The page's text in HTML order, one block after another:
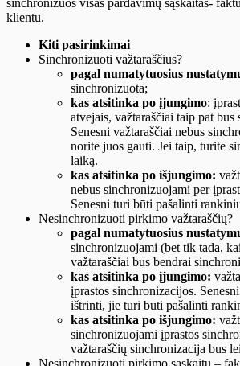
klientu.
Kiti pasirinkimai
Sinchronizuoti važtaraščius?
pagal numatytuosius
sinchronizuota;
kas atsitinka po įjungimo:
atvejais, važtaraščiai taip pat
Senesni važtaraščiai nebus
norite juos gauti. Jei taip, turite
laiką.
kas atsitinka po išjungimo:
nebus sinchronizuojami per
Senesni turi būti pašalinti
Nesinchronizuoti pirkimo važtaraščių?
pagal numatytuosius
sinchronizuojami (bet tik tada,
važtaraščiai bus bendrai
kas atsitinka po įjungimo:
įprastos sinchronizacijos.
ištrinti, jie turi būti pašalinti
kas atsitinka po išjungimo:
sinchronizuojami įprastos
važtaraščių sinchronizacija bus
Nesinchronizuoti pirkimo sąskaitų –